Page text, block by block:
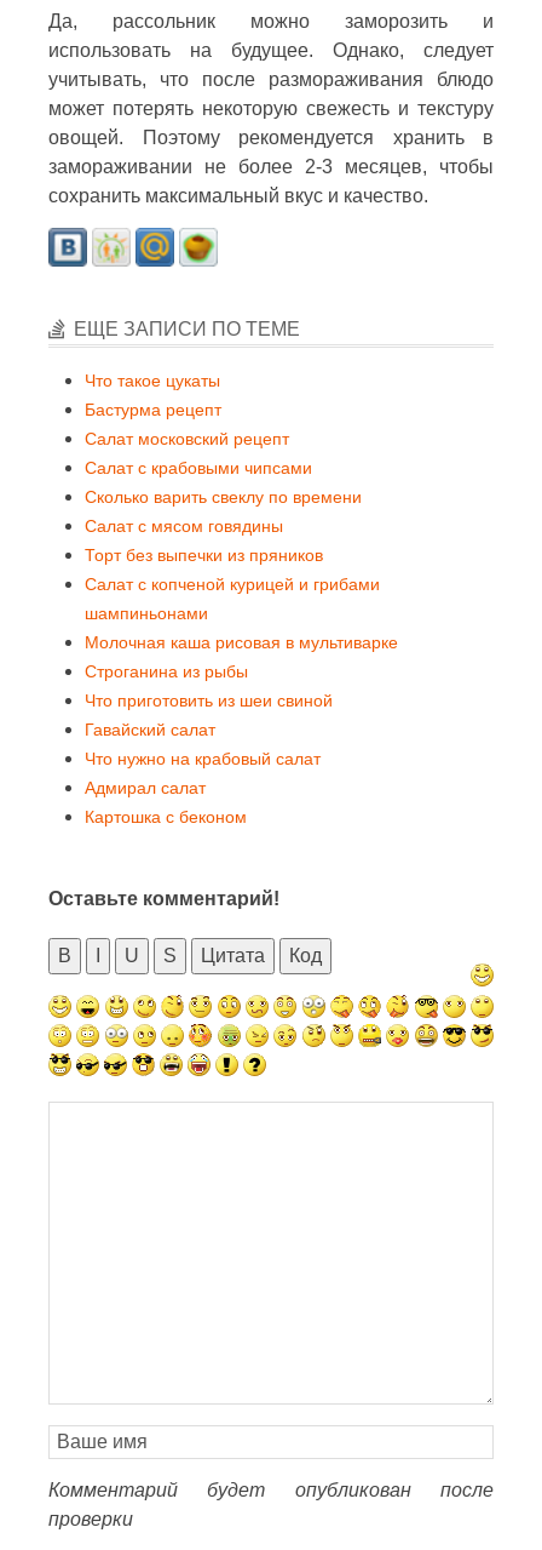
Да, рассольник можно заморозить и
использовать на будущее. Однако, следует
учитывать, что после размораживания блюдо
может потерять некоторую свежесть и текстуру
овощей. Поэтому рекомендуется хранить в
замораживании не более 2-3 месяцев, чтобы
сохранить максимальный вкус и качество.
ЕЩЕ ЗАПИСИ ПО ТЕМЕ
Что такое цукаты
Бастурма рецепт
Салат московский рецепт
Салат с крабовыми чипсами
Сколько варить свеклу по времени
Салат с мясом говядины
Торт без выпечки из пряников
Салат с копченой курицей и грибами
шампиньонами
Молочная каша рисовая в мультиварке
Строганина из рыбы
Что приготовить из шеи свиной
Гавайский салат
Что нужно на крабовый салат
Адмирал салат
Картошка с беконом
Оставьте комментарий!
B U S Цитата Код
Комментарий будет опубликован после
проверки